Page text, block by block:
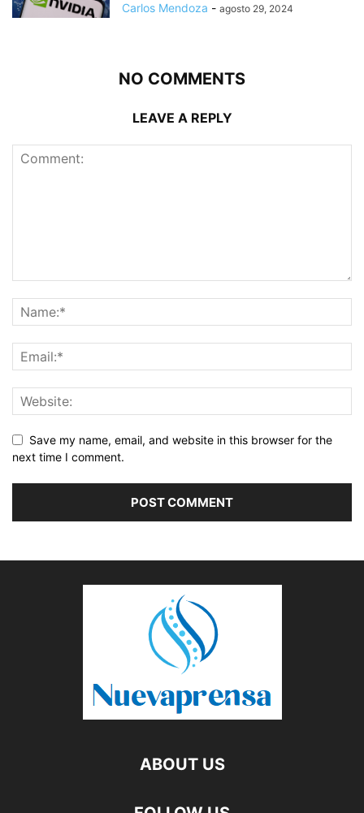
Carlos Mendoza - agosto 29, 2024
NO COMMENTS
LEAVE A REPLY
Save my name, email, and website in this browser for the
next time I comment.
ABOUT US